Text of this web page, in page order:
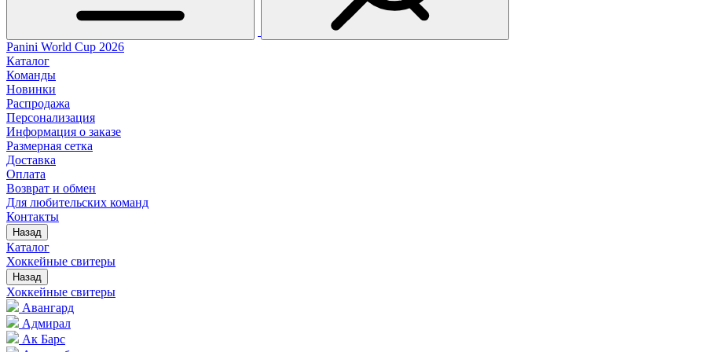
Panini World Cup 2026
Каталог
Команды
Новинки
Распродажа
Персонализация
Информация о заказе
Размерная сетка
Доставка
Оплата
Возврат и обмен
Для любительских команд
Контакты
Назад
Каталог
Хоккейные свитеры
Назад
Хоккейные свитеры
Авангард
Адмирал
Ак Барс